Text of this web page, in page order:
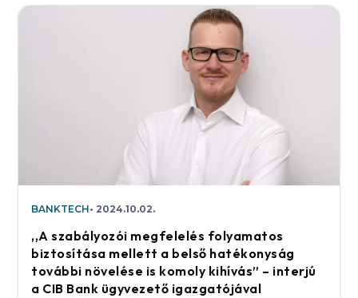
BANKTECH 2024.10.02.
,,A szabályozói megfelelés folyamatos
biztosítása mellett a belső hatékonyság
további növelése is komoly kihívás” – interjú
a CIB Bank ügyvezető igazgatójával